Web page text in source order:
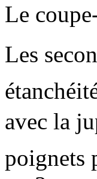
Le
Les
avec la
poignets